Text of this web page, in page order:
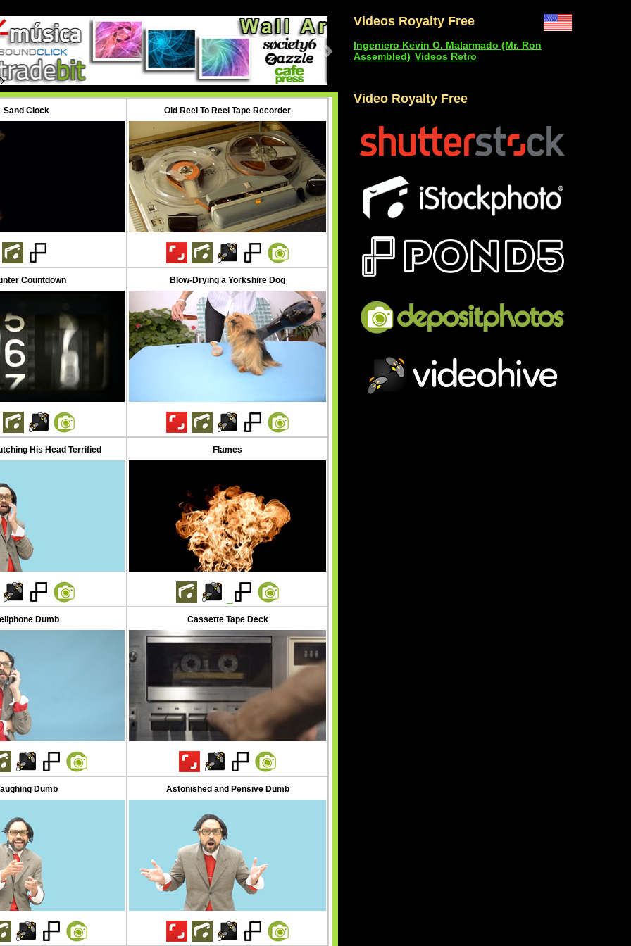
Sand Clock Old Reel To Reel Tape Recorder
Countdown Blow-Drying a Yorkshire Dog
His Head Terrified Flames
Dumb Cassette Tape Deck
Dumb Astonished and Pensive Dumb
Videos Royalty Free
Ingeniero Kevin O. Malarmado (Mr. Ron
Assembled) Videos Retro
Video Royalty Free